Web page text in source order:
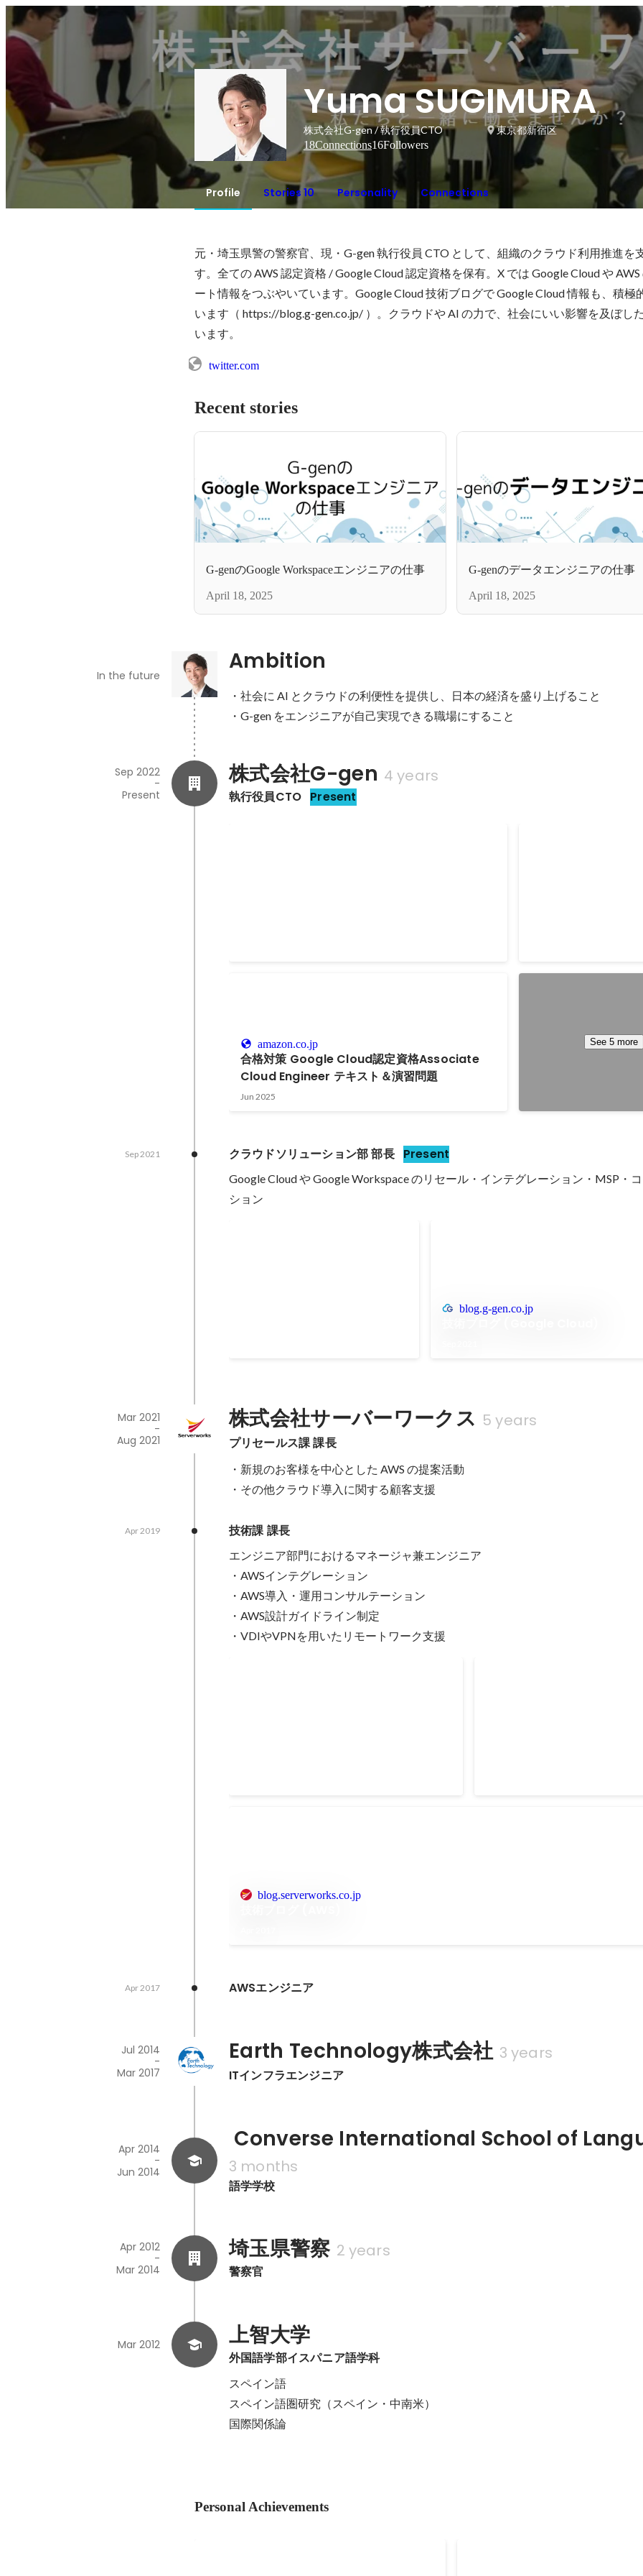
Yuma SUGIMURA
株式会社G-gen / 執行役員CTO
東京都新宿区
18Connections16Followers
Profile Stories 10 Personality Connections
元・埼玉県警の警察官、現・G-gen 執行役員 CTO として、組織のクラウド利用推進を
す。全ての AWS 認定資格 / Google Cloud 認定資格を保有。X では Google Cloud や
ート情報をつぶやいています。Google Cloud 技術ブログで Google Cloud 情報も、積極
います（ https://blog.g-gen.co.jp/ ）。クラウドや AI の力で、社会にいい影響を及ぼし
います。
twitter.com
Recent stories
G-genのGoogle Workspaceエンジニアの仕事
April 18, 2025
G-genのデータエンジニアの仕事
April 18, 2025
Ambition
In the future
・社会に AI とクラウドの利便性を提供し、日本の経済を盛り上げること
・G-gen をエンジニアが自己実現できる職場にすること
株式会社G-gen 4 years
執行役員CTO Present
Sep 2022
-
Present
amazon.co.jp
合格対策 Google Cloud認定資格Associate
Cloud Engineer テキスト＆演習問題
Jun 2025
See 5 more
クラウドソリューション部 部長 Present
Sep 2021
Google Cloud や Google Workspace のリセール・インテグレーション・MSP・
ション
blog.g-gen.co.jp
株式会社サーバーワークス 5 years
プリセールス課 課長
Mar 2021
-
Aug 2021
・新規のお客様を中心とした AWS の提案活動
・その他クラウド導入に関する顧客支援
技術課 課長
Apr 2019
エンジニア部門におけるマネージャ兼エンジニア
・AWSインテグレーション
・AWS導入・運用コンサルテーション
・AWS設計ガイドライン制定
・VDIやVPNを用いたリモートワーク支援
blog.serverworks.co.jp
AWSエンジニア
Apr 2017
Earth Technology株式会社 3 years
ITインフラエンジニア
Jul 2014
-
Mar 2017
Converse International School of
3 months
語学学校
Apr 2014
-
Jun 2014
埼玉県警察 2 years
警察官
Apr 2012
-
Mar 2014
上智大学
外国語学部イスパニア語学科
Mar 2012
スペイン語
スペイン語圏研究（スペイン・中南米）
国際関係論
Personal Achievements